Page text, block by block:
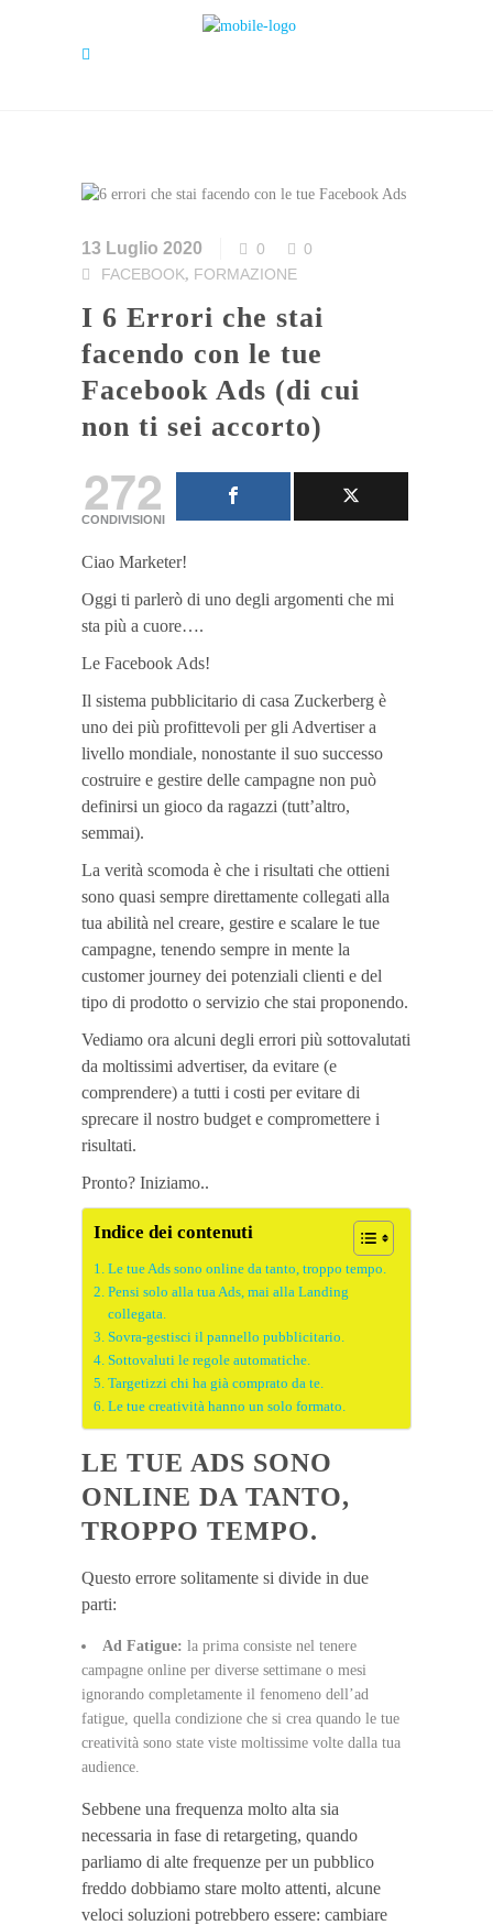
13 Luglio 2020 0
0
FACEBOOK, FORMAZIONE
I 6 Errori che stai
facendo con le tue
Facebook Ads (di cui
non ti sei accorto)
272
CONDIVISIONI
Ciao Marketer!
Oggi ti parlerò di uno degli argomenti che mi
sta più a cuore….
Le Facebook Ads!
Il sistema pubblicitario di casa Zuckerberg è
uno dei più profittevoli per gli Advertiser a
livello mondiale, nonostante il suo successo
costruire e gestire delle campagne non può
definirsi un gioco da ragazzi (tutt’altro,
semmai).
La verità scomoda è che i risultati che ottieni
sono quasi sempre direttamente collegati alla
tua abilità nel creare, gestire e scalare le tue
campagne, tenendo sempre in mente la
customer journey dei potenziali clienti e del
tipo di prodotto o servizio che stai proponendo.
Vediamo ora alcuni degli errori più sottovalutati
da moltissimi advertiser, da evitare (e
comprendere) a tutti i costi per evitare di
sprecare il nostro budget e compromettere i
risultati.
Pronto? Iniziamo..
Indice dei contenuti
Le tue Ads sono online da tanto, troppo tempo.
Pensi solo alla tua Ads, mai alla Landing
collegata.
Sovra-gestisci il pannello pubblicitario.
Sottovaluti le regole automatiche.
Targetizzi chi ha già comprato da te.
Le tue creatività hanno un solo formato.
LE TUE ADS SONO
ONLINE DA TANTO,
TROPPO TEMPO.
Questo errore solitamente si divide in due
parti:
Ad Fatigue: la prima consiste nel tenere
campagne online per diverse settimane o mesi
ignorando completamente il fenomeno dell’ad
fatigue, quella condizione che si crea quando le tue
creatività sono state viste moltissime volte dalla tua
audience.
Sebbene una frequenza molto alta sia
necessaria in fase di retargeting, quando
parliamo di alte frequenze per un pubblico
freddo dobbiamo stare molto attenti, alcune
veloci soluzioni potrebbero essere: cambiare